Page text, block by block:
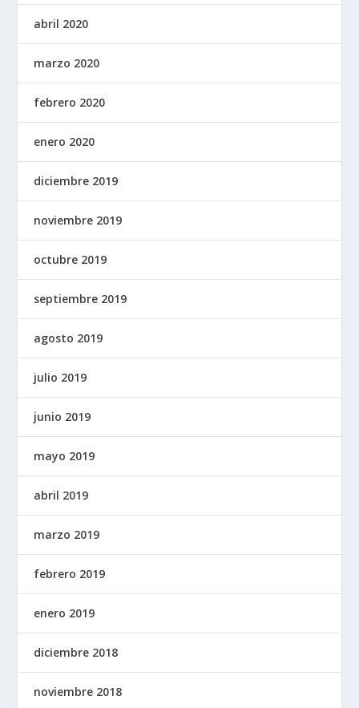
abril 2020
marzo 2020
febrero 2020
enero 2020
diciembre 2019
noviembre 2019
octubre 2019
septiembre 2019
agosto 2019
julio 2019
junio 2019
mayo 2019
abril 2019
marzo 2019
febrero 2019
enero 2019
diciembre 2018
noviembre 2018